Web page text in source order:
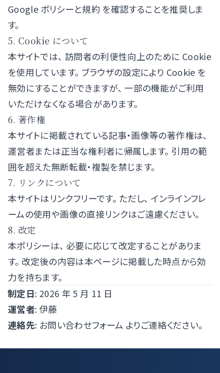
Google ポリシーと規約 を確認することを推奨しま
す。
5. Cookie について
本サイトでは、 訪問者の利便性向上のために Cookie
を使用しています。 ブラウザの設定により Cookie を
無効にすることができますが、 一部の機能がご利用
いただけなくなる場合があります。
6. 著作権
本サイトに掲載されている記事・画像等の著作権は、
運営者または正当な権利者に帰属します。 引用の範
囲を超えた無断転載・複製を禁じます。
7. リンクについて
本サイトはリンクフリーです。 ただし、 インラインフレ
ームの使用や画像の直接リンクはご遠慮ください。
8. 改定
本ポリシーは、 必要に応じて改定することがありま
す。 改定後の内容は本ページに掲載した時点から効
力を持ちます。
制定日: 2026 年 5 月 11 日
運営者: 伊藤
連絡先: お問い合わせフォーム よりご連絡ください。